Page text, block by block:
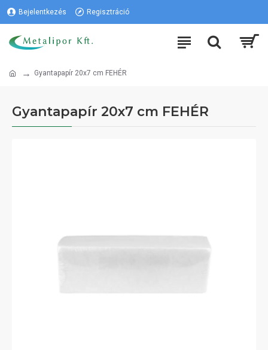
Bejelentkezés Regisztráció
Gyantapapír 20x7 cm FEHÉR
Gyantapapír 20x7 cm FEHÉR